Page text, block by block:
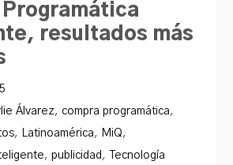
Programática
resultados más
Álvarez, compra programática,
, Latinoamérica, MiQ,
,publicidad , Tecnología